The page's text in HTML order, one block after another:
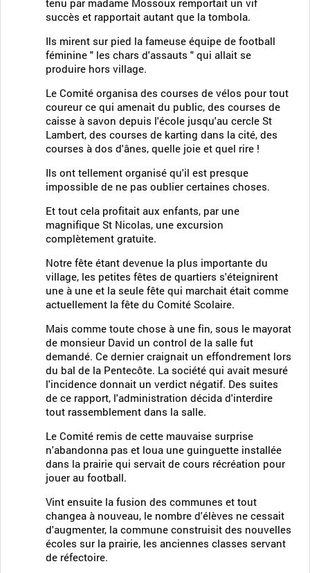
succès et rapportait autant que la tombola.
Ils mirent sur pied la fameuse équipe de football
féminine " les chars d'assauts " qui allait se
produire hors village.
Le Comité organisa des courses de vélos pour tout
coureur ce qui amenait du public, des courses de
caisse à savon depuis l'école jusqu'au cercle St
Lambert, des courses de karting dans la cité, des
courses à dos d'ânes, quelle joie et quel rire !
Ils ont tellement organisé qu'il est presque
impossible de ne pas oublier certaines choses.
Et tout cela profitait aux enfants, par une
magnifique St Nicolas, une excursion
complètement gratuite.
Notre fête étant devenue la plus importante du
village, les petites fêtes de quartiers s'éteignirent
une à une et la seule fête qui marchait était comme
actuellement la fête du Comité Scolaire.
Mais comme toute chose à une fin, sous le mayorat
de monsieur David un control de la salle fut
demandé. Ce dernier craignait un effondrement lors
du bal de la Pentecôte. La société qui avait mesuré
l'incidence donnait un verdict négatif. Des suites
de ce rapport, l'administration décida d'interdire
tout rassemblement dans la salle.
Le Comité remis de cette mauvaise surprise
n'abandonna pas et loua une guinguette installée
dans la prairie qui servait de cours récréation pour
jouer au football.
Vint ensuite la fusion des communes et tout
changea à nouveau, le nombre d'élèves ne cessait
d'augmenter, la commune construisit des nouvelles
écoles sur la prairie, les anciennes classes servant
de réfectoire.